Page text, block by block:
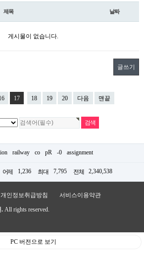
제목 날짜
게시물이 없습니다.
글쓰기
17 18 19 20 다음 맨끝
railway co pR -0 assignment
어제 1,236 최대 7,795 전체 2,340,538
개인정보취급방침 서비스이용약관
. All rights reserved.
PC 버전으로 보기